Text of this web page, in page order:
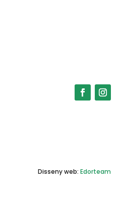
Disseny web: Edorteam